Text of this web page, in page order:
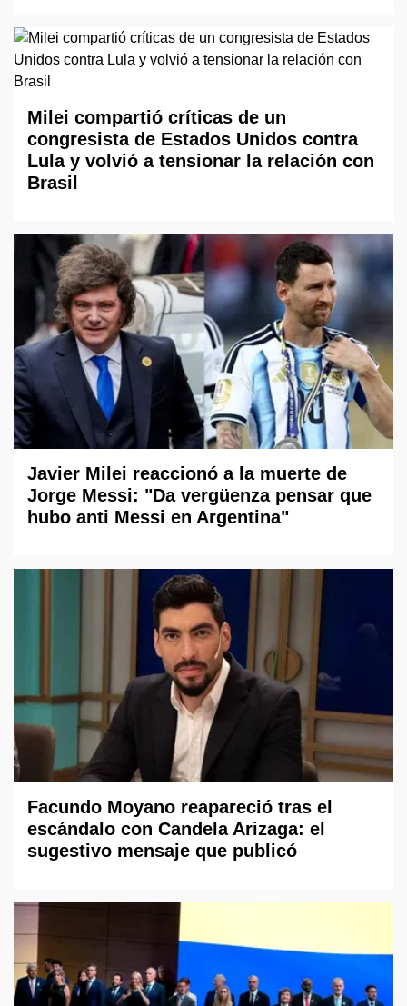
Milei compartió críticas de un
congresista de Estados Unidos contra
Lula y volvió a tensionar la relación con
Brasil
Javier Milei reaccionó a la muerte de
Jorge Messi: "Da vergüenza pensar que
hubo anti Messi en Argentina"
Facundo Moyano reapareció tras el
escándalo con Candela Arizaga: el
sugestivo mensaje que publicó